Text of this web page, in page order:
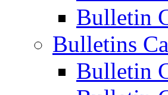
Bulletin
Bulletins
Bulletin